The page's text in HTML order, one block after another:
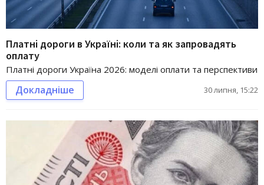
Платні дороги в Україні: коли та як запровадять
оплату
Платні дороги Україна 2026: моделі оплати та перспективи
Докладніше 30 липня, 15:22